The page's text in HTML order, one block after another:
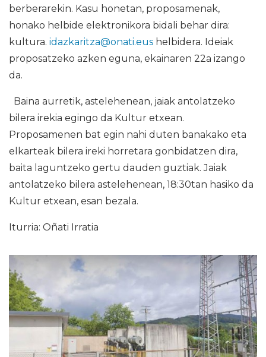
berberarekin. Kasu honetan, proposamenak,
honako helbide elektronikora bidali behar dira:
kultura. idazkaritza@onati.eus helbidera. Ideiak
proposatzeko azken eguna, ekainaren 22a izango
da.
Baina aurretik, astelehenean, jaiak antolatzeko
bilera irekia egingo da Kultur etxean.
Proposamenen bat egin nahi duten banakako eta
elkarteak bilera ireki horretara gonbidatzen dira,
baita laguntzeko gertu dauden guztiak. Jaiak
antolatzeko bilera astelehenean, 18:30tan hasiko da
Kultur etxean, esan bezala.
Iturria: Oñati Irratia